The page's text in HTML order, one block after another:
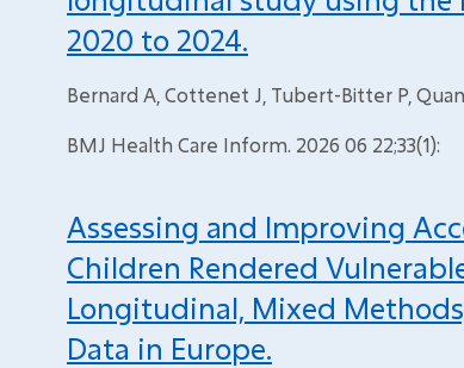
2020 to 2024.
Bernard A, Cottenet J, Tubert-Bitter P,
BMJ Health Care Inform. 2026 06 22;33(1):
Assessing and Improving
Children Rendered
Longitudinal, Mixed
Data in Europe.